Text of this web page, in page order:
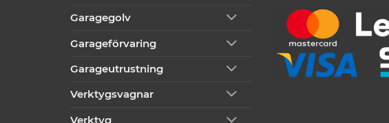
Garagegolv
Garageförvaring
Garageutrustning
Verktygsvagnar
Verktyg